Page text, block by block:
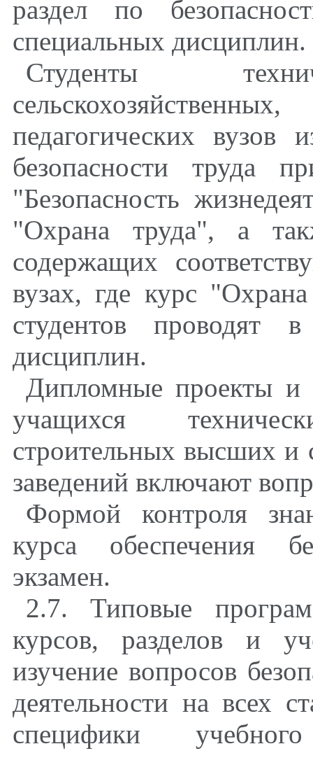
раздел по
специальных дисциплин.
Студенты
педагогических вузов
безопасности труда
"Безопасность
"Охрана труда", а
содержащих
вузах, где курс
студентов проводят
дисциплин.
Дипломные проекты и
учащихся
строительных высших и
заведений включают
Формой контроля
курса обеспечения
экзамен.
2.7. Типовые
курсов, разделов и
изучение вопросов
деятельности на всех
специфики